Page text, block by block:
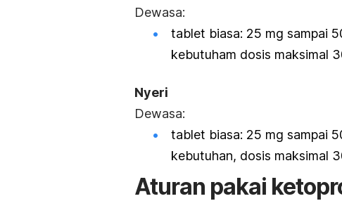
Dewasa:
tablet biasa: 25 mg sampai
kebutuham dosis maksimal
Nyeri
Dewasa:
tablet biasa: 25 mg sampai
kebutuhan, dosis maksimal
Aturan pakai